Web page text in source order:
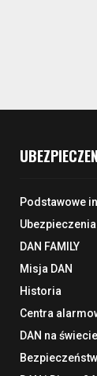
Podstawowe
DAN FAMILY
Misja DAN
Historia
Centra
DAN na świecie